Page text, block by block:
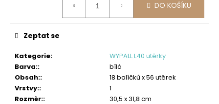
DO KOŠÍKU
Kategorie:
WYPALL L40 utěrky
Barva::
bílá
Obsah::
18 balíčků x 56 utěrek
Vrstvy::
1
Rozměr::
30,5 x 31,8 cm
Zeptat se
r
u
č
u
e
m
e